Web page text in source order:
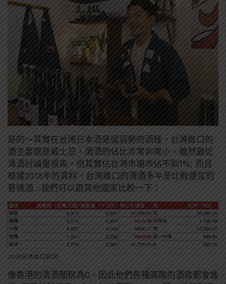
是的～其實在台灣日本酒是蠻弱勢的酒種，台灣進口的
酒主要還是威士忌，清酒的佔比非常非常小。雖然最近
清酒討論量很高，但其實佔台灣市場市佔不到1%; 而且
根據2018年的資料，台灣進口的清酒多半是比較便宜的
普通酒…我們可以跟其他國家比較一下：
2018日本出口狀況
像香港的清酒關稅為0，因此他們各種高階的酒款都會進